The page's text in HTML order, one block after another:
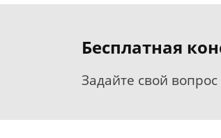
Бесплатная
Задайте свой